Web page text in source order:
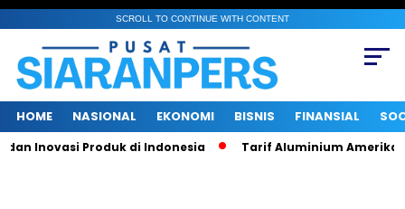
SCROLL TO CONTINUE WITH CONTENT
HOME NASIONAL EKONOMI BISNIS FINANSIAL
Produk di Indonesia Tarif Aluminium Amerika Naik